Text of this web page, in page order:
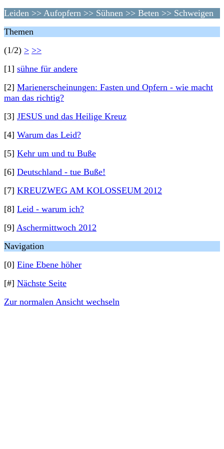
Leiden >> Aufopfern >> Sühnen >> Beten >> Schweigen
Themen
(1/2) > >>
[1] sühne für andere
[2] Marienerscheinungen: Fasten und Opfern - wie macht
man das richtig?
[3] JESUS und das Heilige Kreuz
[4] Warum das Leid?
[5] Kehr um und tu Buße
[6] Deutschland - tue Buße!
[7] KREUZWEG AM KOLOSSEUM 2012
[8] Leid - warum ich?
[9] Aschermittwoch 2012
Navigation
[0] Eine Ebene höher
[#] Nächste Seite
Zur normalen Ansicht wechseln